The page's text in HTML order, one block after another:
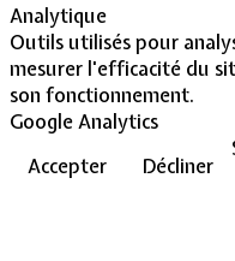
Analytique
Outils utilisés pour
mesurer l'efficacité du
son fonctionnement.
Google Analytics
Accepter
Décliner